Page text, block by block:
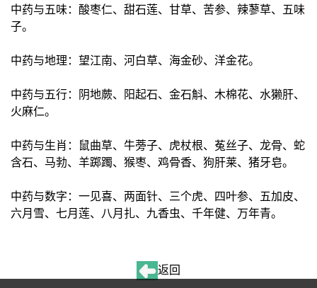
中药与五味：酸枣仁、甜石莲、甘草、苦参、辣蓼草、五味
子。
中药与地理：望江南、河白草、海金砂、洋金花。
中药与五行：阴地蕨、阳起石、金石斛、木棉花、水獭肝、
火麻仁。
中药与生肖：鼠曲草、牛蒡子、虎杖根、菟丝子、龙骨、蛇
含石、马勃、羊踯躅、猴枣、鸡骨香、狗肝莱、猪牙皂。
中药与数字：一见喜、两面针、三个虎、四叶参、五加皮、
六月雪、七月莲、八月扎、九香虫、千年健、万年青。
返回